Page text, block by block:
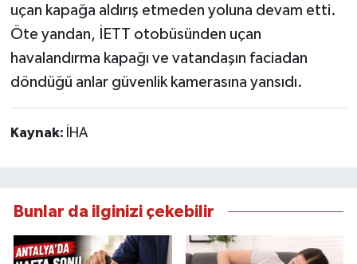
uçan kapağa aldırış etmeden yoluna devam etti.
Öte yandan, İETT otobüsünden uçan
havalandırma kapağı ve vatandaşın faciadan
döndüğü anlar güvenlik kamerasına yansıdı.
Kaynak: İHA
Bunlar da ilginizi çekebilir